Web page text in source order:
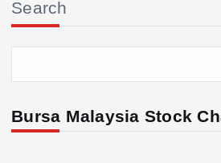
Search
Bursa Malaysia Stock